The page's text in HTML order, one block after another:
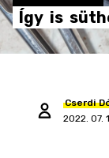
Így is
Cserdi
2022. 07.